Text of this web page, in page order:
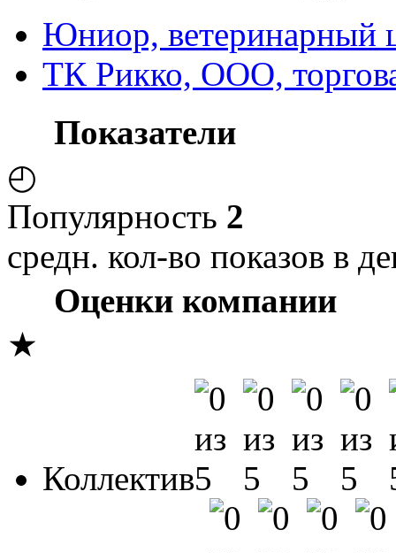
Юниор, ветеринарный
ТК Рикко, ООО,
Показатели
◴
Популярность 2
средн. кол-во показов в
Оценки компании
★
Коллектив